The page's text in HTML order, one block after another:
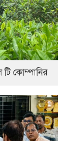
কোম্পানির